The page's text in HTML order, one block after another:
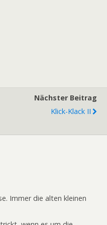
Nächster Beitrag
Klick-Klack II
Immer die alten kleinen